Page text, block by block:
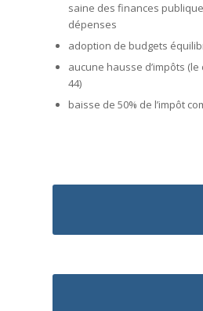
saine des finances
dépenses
adoption de budgets
aucune hausse d’impôts
44)
baisse de 50% de l’impôt